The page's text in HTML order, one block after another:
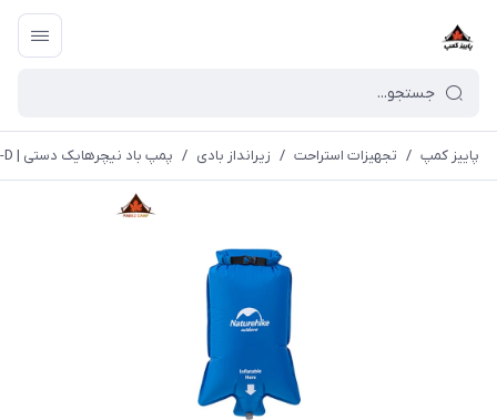
پاییز کمپ / تجهیزات استراحت / زیرانداز بادی / پمپ باد نیچرهایک دستی | NH19Q033-D